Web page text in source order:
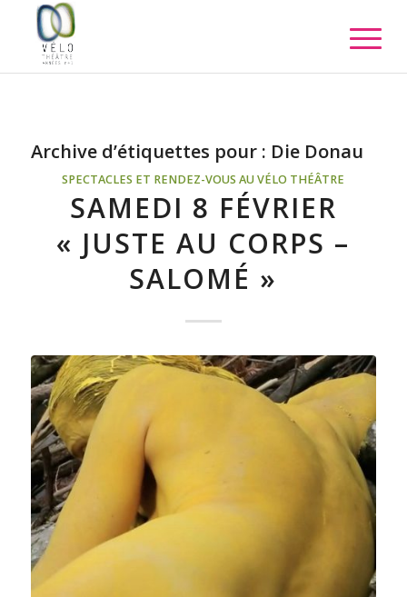
Archive d’étiquettes pour : Die Donau
SPECTACLES ET RENDEZ-VOUS AU VÉLO THÉÂTRE
SAMEDI 8 FÉVRIER
« JUSTE AU CORPS –
SALOMÉ »